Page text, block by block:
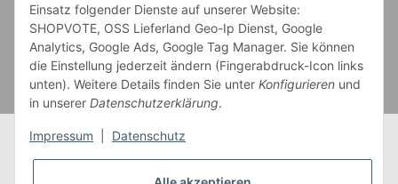
Einsatz folgender Dienste auf unserer Website:
SHOPVOTE, OSS Lieferland Geo-Ip Dienst, Google
Analytics, Google Ads, Google Tag Manager. Sie können
die Einstellung jederzeit ändern (Fingerabdruck-Icon links
unten). Weitere Details finden Sie unter Konfigurieren und
in unserer Datenschutzerklärung.
Impressum Datenschutz